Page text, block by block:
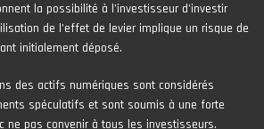
la possibilité à l’investisseur d’investir
de l’effet de levier implique un risque de
initialement déposé.
des actifs numériques sont considérés
spéculatifs et sont soumis à une forte
ne pas convenir à tous les investisseurs.